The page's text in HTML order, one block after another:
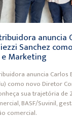
anuncia
Sanchez
Marketing
anuncia Carlos
como novo Diretor
sua trajetória de
BASF/Suvinil,
comercial.